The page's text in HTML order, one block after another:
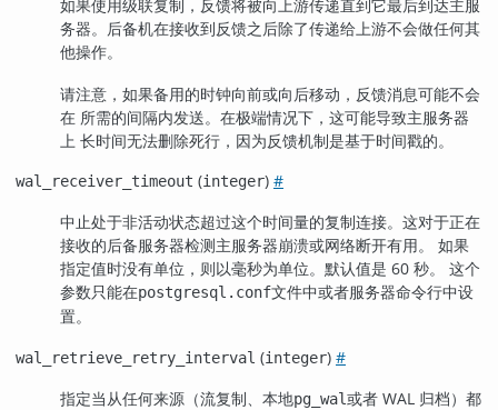
如果使用级联复制，反馈将被向上游传递直到它最后到达主服
务器。后备机在接收到反馈之后除了传递给上游不会做任何其
他操作。
请注意，如果备用的时钟向前或向后移动，反馈消息可能不会
在 所需的间隔内发送。在极端情况下，这可能导致主服务器
上 长时间无法删除死行，因为反馈机制是基于时间戳的。
wal_receiver_timeout (integer) #
中止处于非活动状态超过这个时间量的复制连接。这对于正在
接收的后备服务器检测主服务器崩溃或网络断开有用。 如果
指定值时没有单位，则以毫秒为单位。默认值是 60 秒。 这个
参数只能在postgresql.conf文件中或者服务器命令行中设
置。
wal_retrieve_retry_interval (integer) #
指定当从任何来源（流复制、本地pg_wal或者 WAL 归档）都